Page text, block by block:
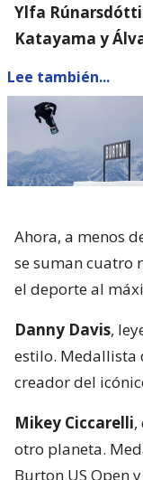
Ylfa
Katayama y
Lee también...
Ahora, a menos
se suman cuatro
el deporte al
Danny Davis,
estilo. Medallista
creador del
Mikey Ciccarelli,
otro planeta.
Burton US Open